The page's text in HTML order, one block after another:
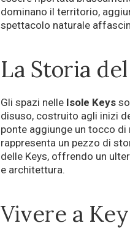
dominano il territorio,
spettacolo naturale
La Storia
Gli spazi nelle Isole Keys
disuso, costruito agli inizi
ponte aggiunge un tocco
rappresenta un pezzo di
delle Keys, offrendo un
e architettura.
Vivere a